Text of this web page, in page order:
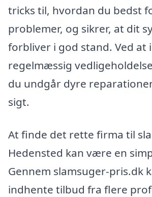
tricks til, hvordan du bedst
problemer, og sikrer, at dit
forbliver i god stand. Ved at
regelmæssig
du undgår dyre
sigt.
At finde det rette firma til
Hedensted kan være en
Gennem slamsuger-pris.dk
indhente tilbud fra flere